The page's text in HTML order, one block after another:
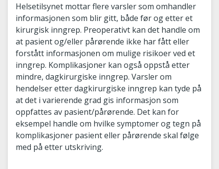
Helsetilsynet mottar flere varsler som omhandler
informasjonen som blir gitt, både før og etter et
kirurgisk inngrep. Preoperativt kan det handle om
at pasient og/eller pårørende ikke har fått eller
forstått informasjonen om mulige risikoer ved et
inngrep. Komplikasjoner kan også oppstå etter
mindre, dagkirurgiske inngrep. Varsler om
hendelser etter dagkirurgiske inngrep kan tyde på
at det i varierende grad gis informasjon som
oppfattes av pasient/pårørende. Det kan for
eksempel handle om hvilke symptomer og tegn på
komplikasjoner pasient eller pårørende skal følge
med på etter utskriving.